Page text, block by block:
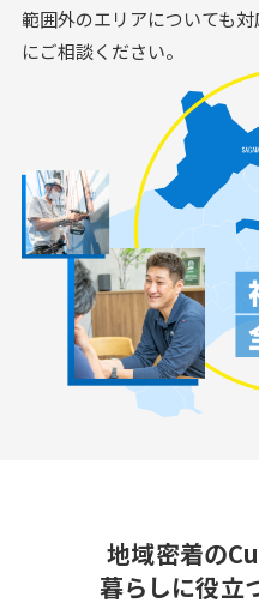
範囲外のエリアについても
にご相談ください。
地域密着の
暮らしに役立